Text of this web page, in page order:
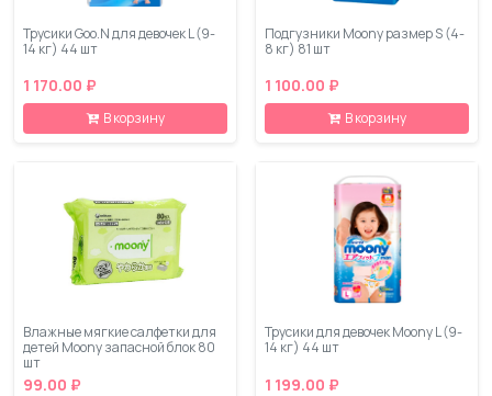
Трусики Goo.N для девочек L (9-
14 кг) 44 шт
1 170.00 ₽
В корзину
Подгузники Moony размер S (4-
8 кг) 81 шт
1 100.00 ₽
В корзину
Влажные мягкие салфетки для
детей Moony запасной блок 80
шт
99.00 ₽
Трусики для девочек Moony L (9-
14 кг) 44 шт
1 199.00 ₽